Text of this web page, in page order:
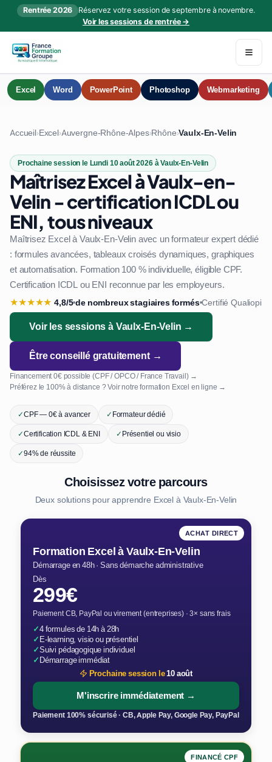
Rentrée 2026
Réservez votre session de septembre à novembre.
Voir les sessions de rentrée →
Excel Word PowerPoint Photoshop Webmarketing
Accueil›Excel›Auvergne-Rhône-Alpes›Rhône›Vaulx-En-Velin
Prochaine session le Lundi 10 août 2026 à Vaulx-En-Velin
Maîtrisez Excel à Vaulx-en-
Velin - certification ICDL ou
ENI, tous niveaux
Maîtrisez Excel à Vaulx-En-Velin avec un formateur expert dédié
: formules avancées, tableaux croisés dynamiques, graphiques
et automatisation. Formation 100 % individuelle, éligible CPF.
Certification ICDL ou ENI reconnue par les employeurs.
★★★★★ 4,8/5•de nombreux stagiaires formés•Certifié Qualiopi
Voir les sessions à Vaulx-En-Velin →
Être conseillé gratuitement →
Financement 0€ possible (CPF / OPCO / France Travail) →
Préférez le 100% à distance ? Voir notre formation Excel en ligne →
✓CPF — 0€ à avancer ✓Formateur dédié
✓Certification ICDL & ENI ✓Présentiel ou visio
✓94% de réussite
Choisissez votre parcours
Deux solutions pour apprendre Excel à Vaulx-En-Velin
ACHAT DIRECT
Formation Excel à Vaulx-En-Velin
Démarrage en 48h · Sans démarche administrative
Dès
299€
Paiement CB, PayPal ou virement (entreprises) · 3× sans frais
✓4 formules de 14h à 28h
✓E-learning, visio ou présentiel
✓Suivi pédagogique individuel
✓Démarrage immédiat
Prochaine session le10 août
M'inscrire immédiatement →
Paiement 100% sécurisé · CB, Apple Pay, Google Pay, PayPal
FINANCÉ CPF